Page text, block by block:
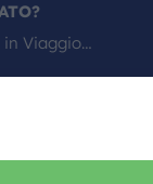
in Viaggio…